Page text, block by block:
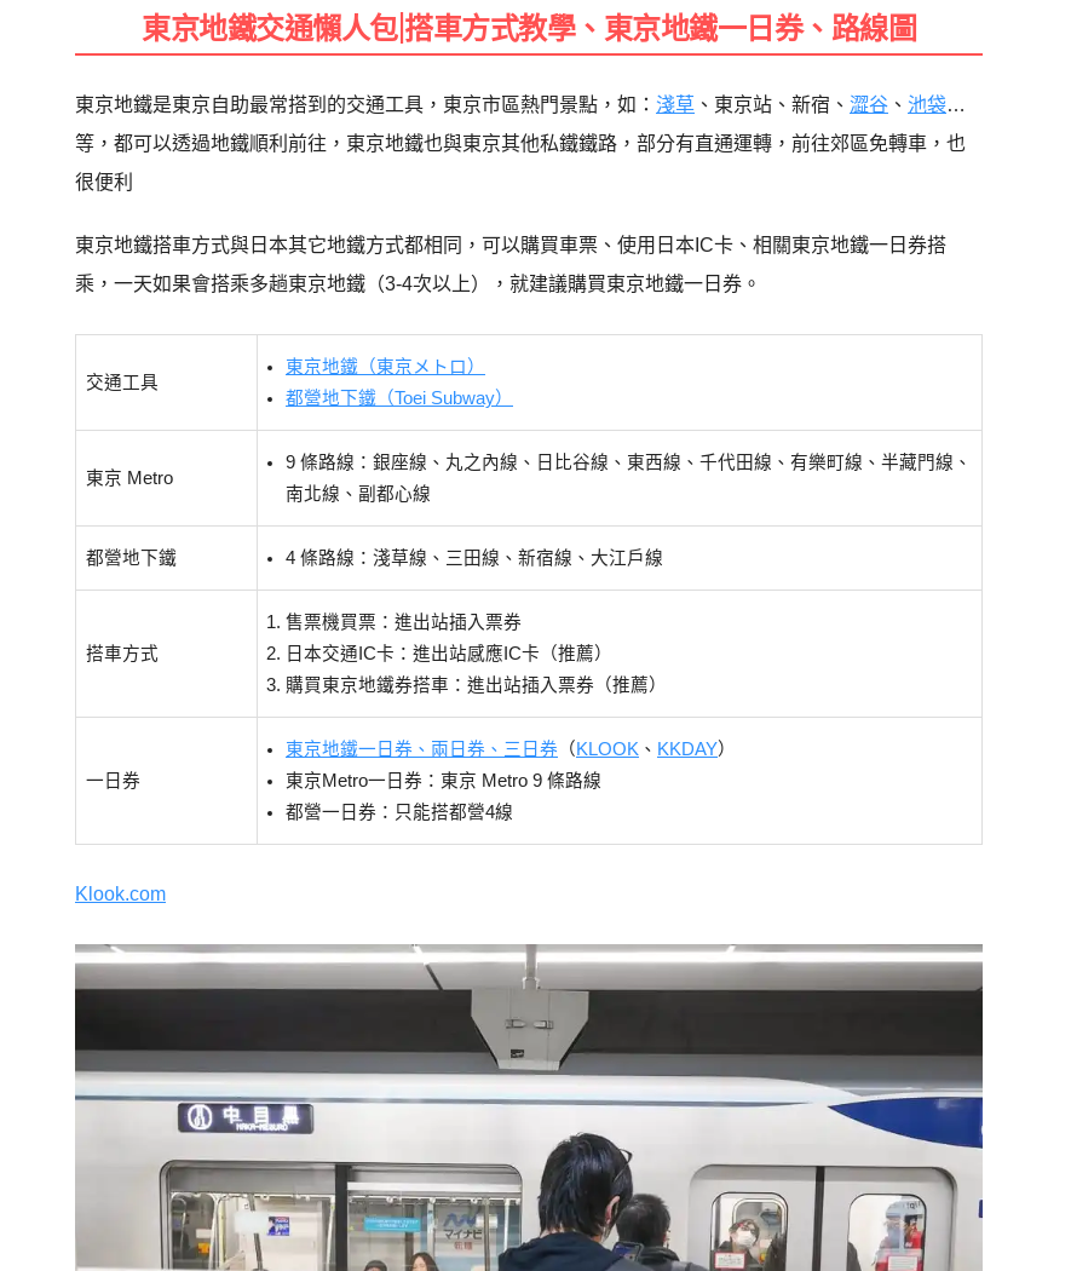
東京地鐵交通懶人包|搭車方式教學、東京地鐵一日券、路線圖
東京地鐵是東京自助最常搭到的交通工具，東京市區熱門景點，如： 淺草 、東京站、新宿、 澀谷 、 池袋…
等，都可以透過地鐵順利前往，東京地鐵也與東京其他私鐵鐵路，部分有直通運轉，前往郊區免轉車，也
很便利
東京地鐵搭車方式與日本其它地鐵方式都相同，可以購買車票、使用日本IC卡、相關東京地鐵一日券搭
乘， 一天如果會搭乘多趟東京地鐵（3-4次以上），就建議購買東京地鐵一日券。
交通工具
東京地鐵（東京メトロ）
都營地下鐵（Toei Subway）
東京 Metro
9 條路線：銀座線、丸之內線、日比谷線、東西線、千代田線、有樂町線、半藏門線、
南北線、副都心線
都營地下鐵 4 條路線：淺草線、三田線、新宿線、大江戶線
搭車方式
售票機買票：進出站插入票券
日本交通IC卡：進出站感應IC卡（推薦）
購買東京地鐵券搭車：進出站插入票券（推薦）
一日券
東京地鐵一日券、兩日券、三日券 （KLOOK 、 KKDAY）
東京Metro一日券：東京 Metro 9 條路線
都營一日券：只能搭都營4線
Klook.com